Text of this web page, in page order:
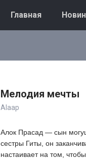
Главная
Мелодия мечты
Alaap
Алок Прасад — сын
сестры Гиты, он
настаивает на том,